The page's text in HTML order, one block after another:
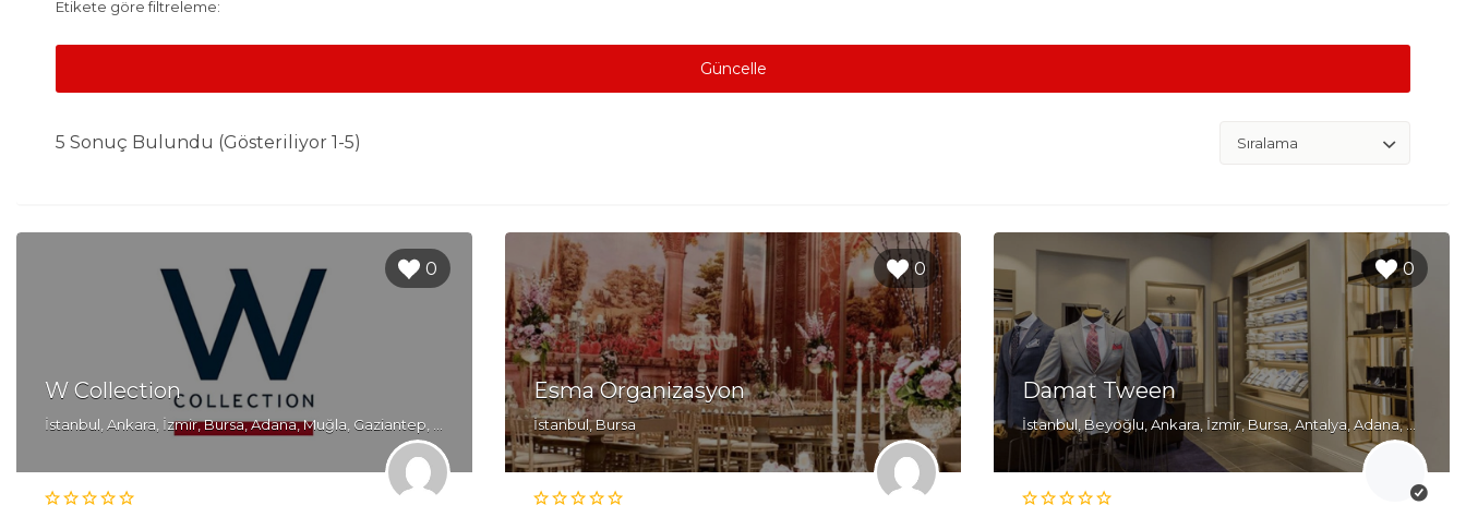
Etikete göre filtreleme:
Güncelle
5 Sonuç Bulundu (Gösteriliyor 1-5)
0
W Collection
0
Esma Organizasyon
İstanbul, Bursa
0
Damat Tween
İstanbul, Beyoğlu, Ankara, İzmir, Bursa, Antalya, Adana, Muğla, Bodrum, Kadıköy, Gaziosmanpaşa, Maltepe, Bahçelievler, Pendik, Fatih, Şişli, Beşiktaş